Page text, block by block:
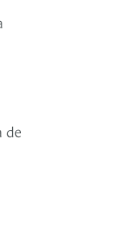
de